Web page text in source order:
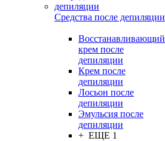
Средства после депиляции
Восстанавливающий
крем после
депиляции
Крем после
депиляции
Лосьон после
депиляции
Эмульсия после
депиляции
+ ЕЩЕ 1